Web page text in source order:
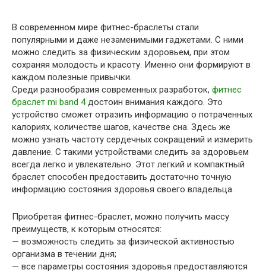
В современном мире фитнес-браслеты стали
популярными и даже незаменимыми гаджетами. С ними
можно следить за физическим здоровьем, при этом
сохраняя молодость и красоту. Именно они формируют в
каждом полезные привычки.
Среди разнообразия современных разработок, фитнес
браслет mi band 4достоин внимания каждого. Это
устройство сможет отразить информацию о потраченных
калориях, количестве шагов, качестве сна. Здесь же
можно узнать частоту сердечных сокращений и измерить
давление. С такими устройствами следить за здоровьем
всегда легко и увлекательно. Этот легкий и компактный
браслет способен предоставить достаточно точную
информацию состояния здоровья своего владельца.
Приобретая фитнес-браслет, можно получить массу
преимуществ, к которым относятся:
— возможность следить за физической активностью
организма в течении дня;
— все параметры состояния здоровья предоставляются